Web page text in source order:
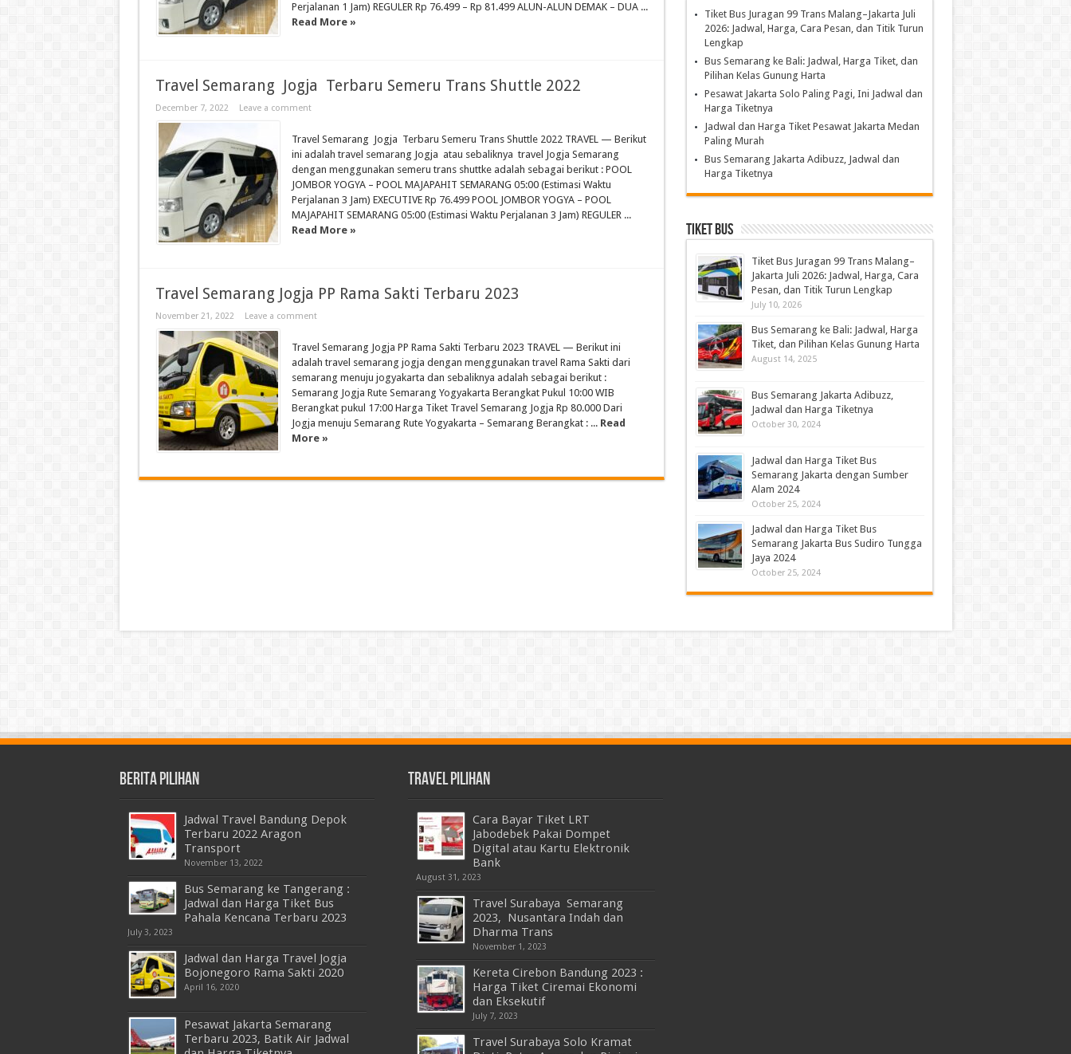
Perjalanan 1 Jam) REGULER Rp 76.499 – Rp 81.499 ALUN-ALUN DEMAK – DUA ...
Read More »
Travel Semarang Jogja Terbaru Semeru Trans Shuttle 2022
December 7, 2022 Leave a comment
Travel Semarang Jogja Terbaru Semeru Trans Shuttle 2022 TRAVEL — Berikut
ini adalah travel semarang Jogja atau sebaliknya travel Jogja Semarang
dengan menggunakan semeru trans shuttke adalah sebagai berikut : POOL
JOMBOR YOGYA – POOL MAJAPAHIT SEMARANG 05:00 (Estimasi Waktu
Perjalanan 3 Jam) EXECUTIVE Rp 76.499 POOL JOMBOR YOGYA – POOL
MAJAPAHIT SEMARANG 05:00 (Estimasi Waktu Perjalanan 3 Jam) REGULER ...
Read More »
Travel Semarang Jogja PP Rama Sakti Terbaru 2023
November 21, 2022 Leave a comment
Travel Semarang Jogja PP Rama Sakti Terbaru 2023 TRAVEL — Berikut ini
adalah travel semarang jogja dengan menggunakan travel Rama Sakti dari
semarang menuju jogyakarta dan sebaliknya adalah sebagai berikut :
Semarang Jogja Rute Semarang Yogyakarta Berangkat Pukul 10:00 WIB
Berangkat pukul 17:00 Harga Tiket Travel Semarang Jogja Rp 80.000 Dari
Jogja menuju Semarang Rute Yogyakarta – Semarang Berangkat : ... Read
More »
Tiket Bus Juragan 99 Trans Malang–Jakarta Juli
2026: Jadwal, Harga, Cara Pesan, dan Titik Turun
Lengkap
Bus Semarang ke Bali: Jadwal, Harga Tiket, dan
Pilihan Kelas Gunung Harta
Pesawat Jakarta Solo Paling Pagi, Ini Jadwal dan
Harga Tiketnya
Jadwal dan Harga Tiket Pesawat Jakarta Medan
Paling Murah
Bus Semarang Jakarta Adibuzz, Jadwal dan
Harga Tiketnya
Tiket Bus
Tiket Bus Juragan 99 Trans Malang–
Jakarta Juli 2026: Jadwal, Harga, Cara
Pesan, dan Titik Turun Lengkap
July 10, 2026
Bus Semarang ke Bali: Jadwal, Harga
Tiket, dan Pilihan Kelas Gunung Harta
August 14, 2025
Bus Semarang Jakarta Adibuzz,
Jadwal dan Harga Tiketnya
October 30, 2024
Jadwal dan Harga Tiket Bus
Semarang Jakarta dengan Sumber
Alam 2024
October 25, 2024
Jadwal dan Harga Tiket Bus
Semarang Jakarta Bus Sudiro Tungga
Jaya 2024
October 25, 2024
Berita Pilihan
Jadwal Travel Bandung Depok
Terbaru 2022 Aragon
Transport
November 13, 2022
Bus Semarang ke Tangerang :
Jadwal dan Harga Tiket Bus
Pahala Kencana Terbaru 2023
July 3, 2023
Jadwal dan Harga Travel Jogja
Bojonegoro Rama Sakti 2020
April 16, 2020
Pesawat Jakarta Semarang
Terbaru 2023, Batik Air Jadwal
Travel Pilihan
Cara Bayar Tiket LRT
Jabodebek Pakai Dompet
Digital atau Kartu Elektronik
Bank
August 31, 2023
Travel Surabaya Semarang
2023, Nusantara Indah dan
Dharma Trans
November 1, 2023
Kereta Cirebon Bandung 2023 :
Harga Tiket Ciremai Ekonomi
dan Eksekutif
July 7, 2023
Travel Surabaya Solo Kramat